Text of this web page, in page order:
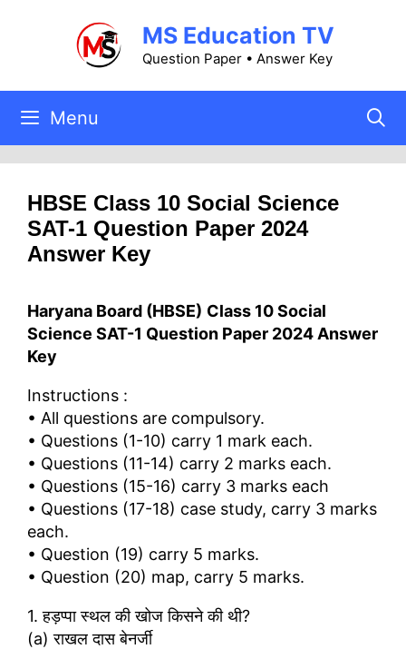
MS Education TV
Question Paper • Answer Key
Menu
HBSE Class 10 Social Science
SAT-1 Question Paper 2024
Answer Key
Haryana Board (HBSE) Class 10 Social
Science SAT-1 Question Paper 2024 Answer
Key
Instructions :
• All questions are compulsory.
• Questions (1-10) carry 1 mark each.
• Questions (11-14) carry 2 marks each.
• Questions (15-16) carry 3 marks each
• Questions (17-18) case study, carry 3 marks
each.
• Question (19) carry 5 marks.
• Question (20) map, carry 5 marks.
1. हड़प्पा स्थल की खोज किसने की थी?
(a) राखल दास बेनर्जी